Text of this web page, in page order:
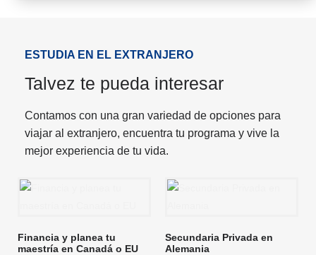
ESTUDIA EN EL EXTRANJERO
Talvez te pueda interesar
Contamos con una gran variedad de opciones para
viajar al extranjero, encuentra tu programa y vive la
mejor experiencia de tu vida.
Financia y planea tu
maestría en Canadá o EU
Secundaria Privada en
Alemania